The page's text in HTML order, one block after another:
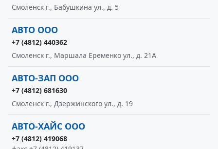
Смоленск г., Бабушкина ул., д. 5
АВТО ООО
+7 (4812) 440362
Смоленск г., Маршала Еременко ул., д. 21А
АВТО-ЗАП ООО
+7 (4812) 681630
Смоленск г., Дзержинского ул., д. 19
АВТО-ХАЙС ООО
+7 (4812) 419068